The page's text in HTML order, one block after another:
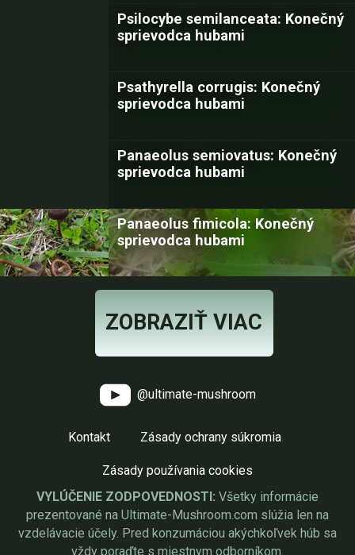
Psilocybe semilanceata: Konečný
sprievodca hubami
Psathyrella corrugis: Konečný
sprievodca hubami
Panaeolus semiovatus: Konečný
sprievodca hubami
Panaeolus fimicola: Konečný
sprievodca hubami
ZOBRAZIŤ VIAC
@ultimate-mushroom
Kontakt Zásady ochrany súkromia
Zásady používania cookies
VYLÚČENIE ZODPOVEDNOSTI: Všetky informácie
prezentované na Ultimate-Mushroom.com slúžia len na
vzdelávacie účely. Pred konzumáciou akýchkoľvek húb sa
vždy poraďte s miestnym odborníkom.